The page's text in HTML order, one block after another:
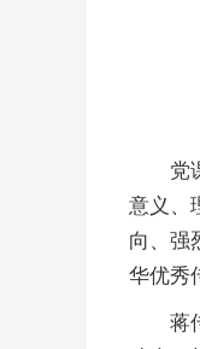
党
意义、
向、强
华优秀
蒋